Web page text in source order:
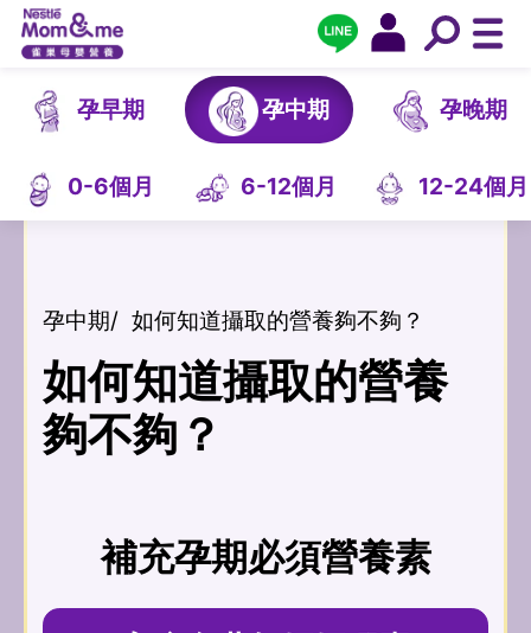
孕早期 孕中期 孕晚期
0-6個月 6-12個月 12-24個月
孕中期/ 如何知道攝取的營養夠不夠？
如何知道攝取的營養
夠不夠？
補充孕期必須營養素